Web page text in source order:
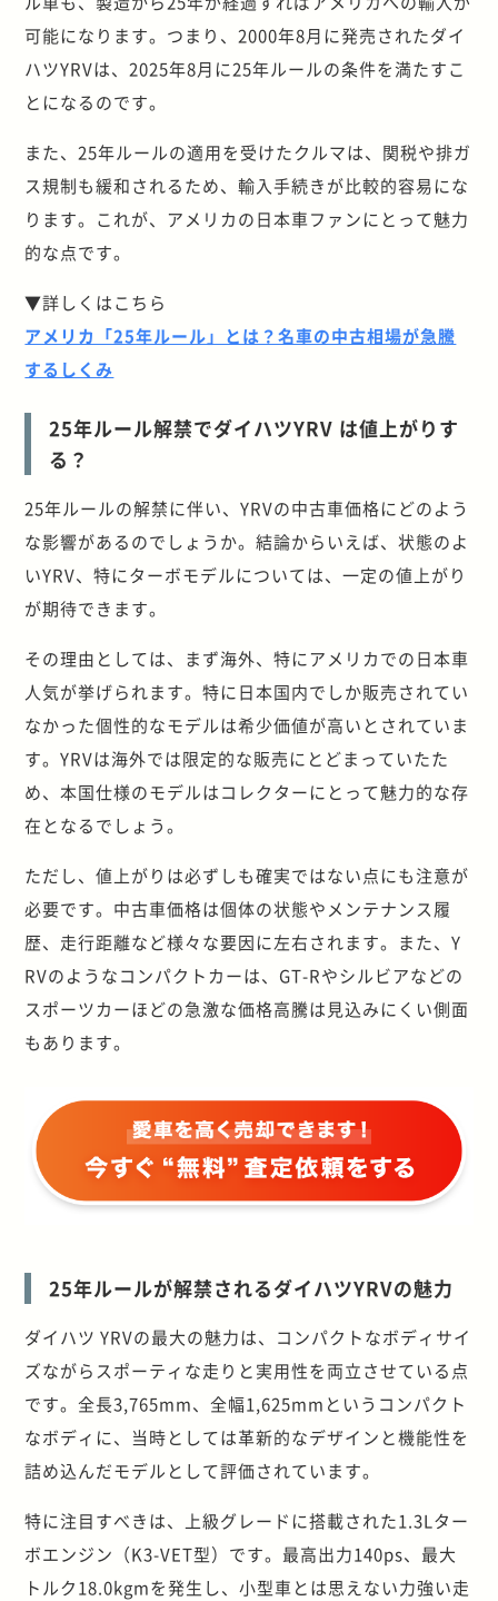
可能になります。つまり、2000年8月に発売されたダイ
ハツYRVは、2025年8月に25年ルールの条件を満たすこ
とになるのです。
また、25年ルールの適用を受けたクルマは、関税や排ガ
ス規制も緩和されるため、輸入手続きが比較的容易にな
ります。これが、アメリカの日本車ファンにとって魅力
的な点です。
▼詳しくはこちら
アメリカ「25年ルール」とは？名車の中古相場が急騰
するしくみ
25年ルール解禁でダイハツYRV は値上がりす
る？
25年ルールの解禁に伴い、YRVの中古車価格にどのよう
な影響があるのでしょうか。結論からいえば、状態のよ
いYRV、特にターボモデルについては、一定の値上がり
が期待できます。
その理由としては、まず海外、特にアメリカでの日本車
人気が挙げられます。特に日本国内でしか販売されてい
なかった個性的なモデルは希少価値が高いとされていま
す。YRVは海外では限定的な販売にとどまっていたた
め、本国仕様のモデルはコレクターにとって魅力的な存
在となるでしょう。
ただし、値上がりは必ずしも確実ではない点にも注意が
必要です。中古車価格は個体の状態やメンテナンス履
歴、走行距離など様々な要因に左右されます。また、Y
RVのようなコンパクトカーは、GT-Rやシルビアなどの
スポーツカーほどの急激な価格高騰は見込みにくい側面
もあります。
25年ルールが解禁されるダイハツYRVの魅力
ダイハツ YRVの最大の魅力は、コンパクトなボディサイ
ズながらスポーティな走りと実用性を両立させている点
です。全長3,765mm、全幅1,625mmというコンパクト
なボディに、当時としては革新的なデザインと機能性を
詰め込んだモデルとして評価されています。
特に注目すべきは、上級グレードに搭載された1.3Lター
ボエンジン（K3-VET型）です。最高出力140ps、最大
トルク18.0kgmを発生し、小型車とは思えない力強い走